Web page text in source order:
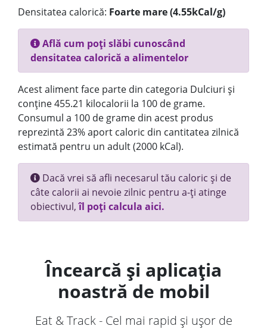
Densitatea calorică: Foarte mare (4.55kCal/g)
Află cum poți slăbi cunoscând
densitatea calorică a alimentelor
Acest aliment face parte din categoria Dulciuri și
conține 455.21 kilocalorii la 100 de grame.
Consumul a 100 de grame din acest produs
reprezintă 23% aport caloric din cantitatea zilnică
estimată pentru un adult (2000 kCal).
Dacă vrei să afli necesarul tău caloric și de
câte calorii ai nevoie zilnic pentru a-ți atinge
obiectivul,îl poți calcula aici.
Încearcă și aplicația
noastră de mobil
Eat & Track - Cel mai rapid și ușor de